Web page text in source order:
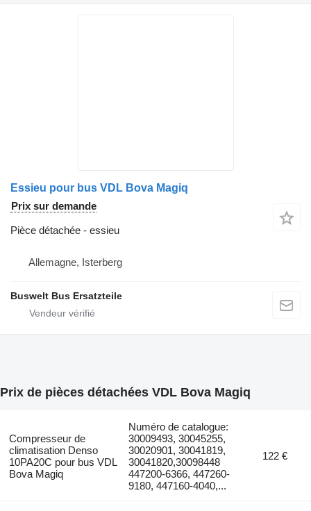
Essieu pour bus VDL Bova Magiq
Prix sur demande
Pièce détachée - essieu
Allemagne, Isterberg
Buswelt Bus Ersatzteile
Prix de pièces détachées VDL Bova Magiq
Compresseur de
climatisation Denso
10PA20C pour bus VDL
Bova Magiq
Numéro de catalogue:
30009493, 30045255,
30020901, 30041819,
30041820,30098448
447200-6366, 447260-
9180, 447160-4040,...
122 €